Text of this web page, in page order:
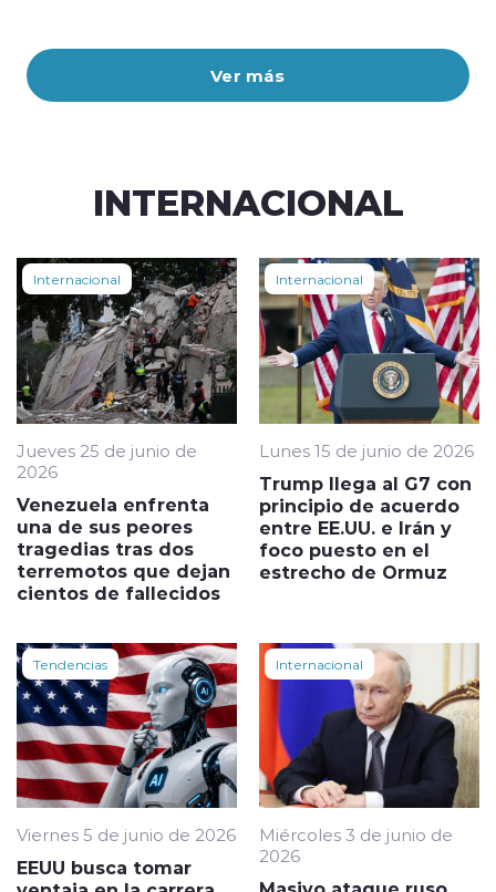
Ver más
INTERNACIONAL
Internacional
Jueves 25 de junio de
2026
Venezuela enfrenta
una de sus peores
tragedias tras dos
terremotos que dejan
cientos de fallecidos
Internacional
Lunes 15 de junio de 2026
Trump llega al G7 con
principio de acuerdo
entre EE.UU. e Irán y
foco puesto en el
estrecho de Ormuz
Tendencias
Viernes 5 de junio de 2026
EEUU busca tomar
Internacional
Miércoles 3 de junio de
2026